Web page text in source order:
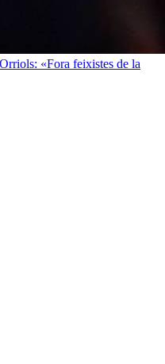
«Fora feixistes de la